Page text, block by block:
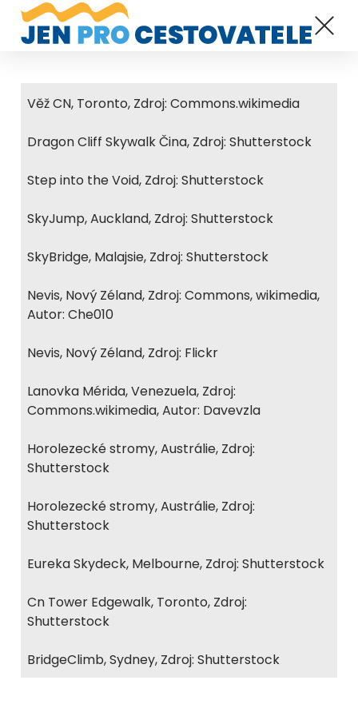
Věž CN, Toronto, Zdroj: Commons.wikimedia
Dragon Cliff Skywalk Čina, Zdroj: Shutterstock
Step into the Void, Zdroj: Shutterstock
SkyJump, Auckland, Zdroj: Shutterstock
SkyBridge, Malajsie, Zdroj: Shutterstock
Nevis, Nový Zéland, Zdroj: Commons, wikimedia,
Autor: Che010
Nevis, Nový Zéland, Zdroj: Flickr
Lanovka Mérida, Venezuela, Zdroj:
Commons.wikimedia, Autor: Davevzla
Horolezecké stromy, Austrálie, Zdroj:
Shutterstock
Horolezecké stromy, Austrálie, Zdroj:
Shutterstock
Eureka Skydeck, Melbourne, Zdroj: Shutterstock
Cn Tower Edgewalk, Toronto, Zdroj:
Shutterstock
BridgeClimb, Sydney, Zdroj: Shutterstock